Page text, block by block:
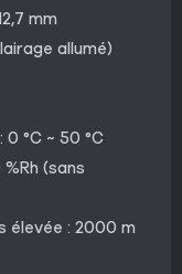
mm
allumé)
°C ~ 50 °C
(sans
élevée : 2000 m